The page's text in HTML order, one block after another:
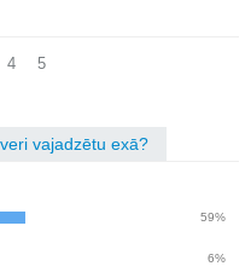
4 5
vajadzētu exā?
59%
6%